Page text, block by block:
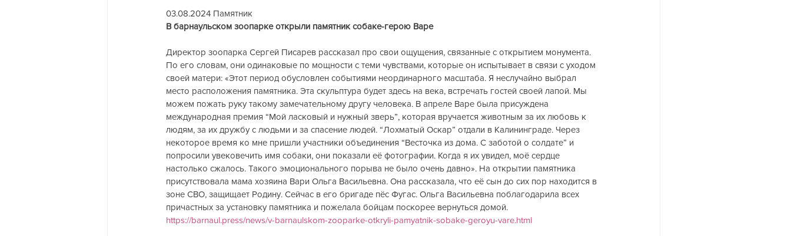
03.08.2024 Памятник
В барнаульском зоопарке открыли памятник собаке-герою Варе
Директор зоопарка Сергей Писарев рассказал про свои ощущения, связанные с открытием монумента.
По его словам, они одинаковые по мощности с теми чувствами, которые он испытывает в связи с уходом
своей матери: «Этот период обусловлен событиями неординарного масштаба. Я неслучайно выбрал
место расположения памятника. Эта скульптура будет здесь на века, встречать гостей своей лапой. Мы
можем пожать руку такому замечательному другу человека. В апреле Варе была присуждена
международная премия “Мой ласковый и нужный зверь”, которая вручается животным за их любовь к
людям, за их дружбу с людьми и за спасение людей. “Лохматый Оскар” отдали в Калининграде. Через
некоторое время ко мне пришли участники объединения “Весточка из дома. С заботой о солдате” и
попросили увековечить имя собаки, они показали её фотографии. Когда я их увидел, моё сердце
настолько сжалось. Такого эмоционального порыва не было очень давно». На открытии памятника
присутствовала мама хозяина Вари Ольга Васильевна. Она рассказала, что её сын до сих пор находится в
зоне СВО, защищает Родину. Сейчас в его бригаде пёс Фугас. Ольга Васильевна поблагодарила всех
причастных за установку памятника и пожелала бойцам поскорее вернуться домой.
https://barnaul.press/news/v-barnaulskom-zooparke-otkryli-pamyatnik-sobake-geroyu-vare.html